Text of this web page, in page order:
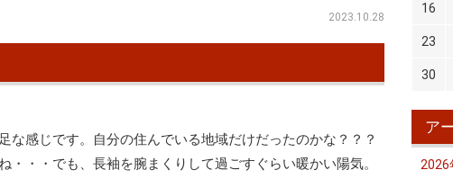
2023.10.28
感じです。自分の住んでいる地域だけだったのかな？？？
・・でも、長袖を腕まくりして過ごすぐらい暖かい陽気。
16
23
30
ア
2026